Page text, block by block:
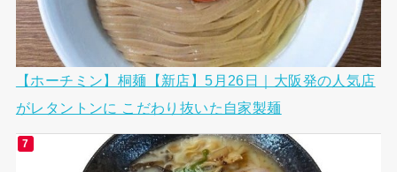
【ホーチミン】桐麺【新店】5月26日｜大阪発の人気店
がレタントンに こだわり抜いた自家製麺